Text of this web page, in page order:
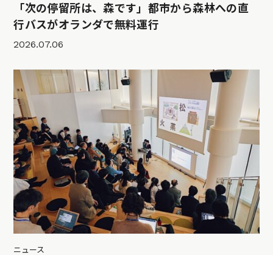
「次の停留所は、森です」都市から森林への直
行バスがオランダで無料運行
2026.07.06
ニュース